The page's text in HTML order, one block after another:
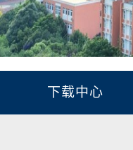
下载中心